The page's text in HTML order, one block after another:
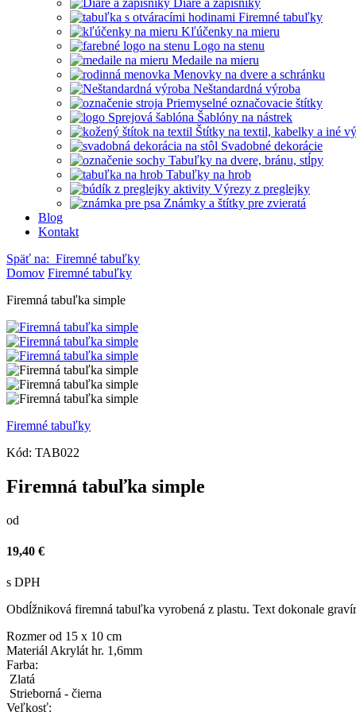
Diáre a zápisníky
Firemné tabuľky
Kľúčenky na mieru
Logo na stenu
Medaile na mieru
Menovky na dvere a schránku
Neštandardná výroba
Priemyselné označovacie štítky
Šablóny na nástrek
Štítky na textil, kabelky a iné
Svadobné dekorácie
Tabuľky na dvere, bránu, stĺpy
Tabuľky na hrob
Výrezy z preglejky
Známky a štítky pre zvieratá
Blog
Kontakt
Späť na: Firemné tabuľky
Domov Firemné tabuľky
Firemná tabuľka simple
Firemné tabuľky
Kód: TAB022
Firemná tabuľka simple
od
19,40 €
s DPH
Obdĺžniková firemná tabuľka vyrobená z plastu. Text dokonale
Rozmer od 15 x 10 cm
Materiál Akrylát hr. 1,6mm
Farba:
Zlatá
Strieborná - čierna
Veľkosť: